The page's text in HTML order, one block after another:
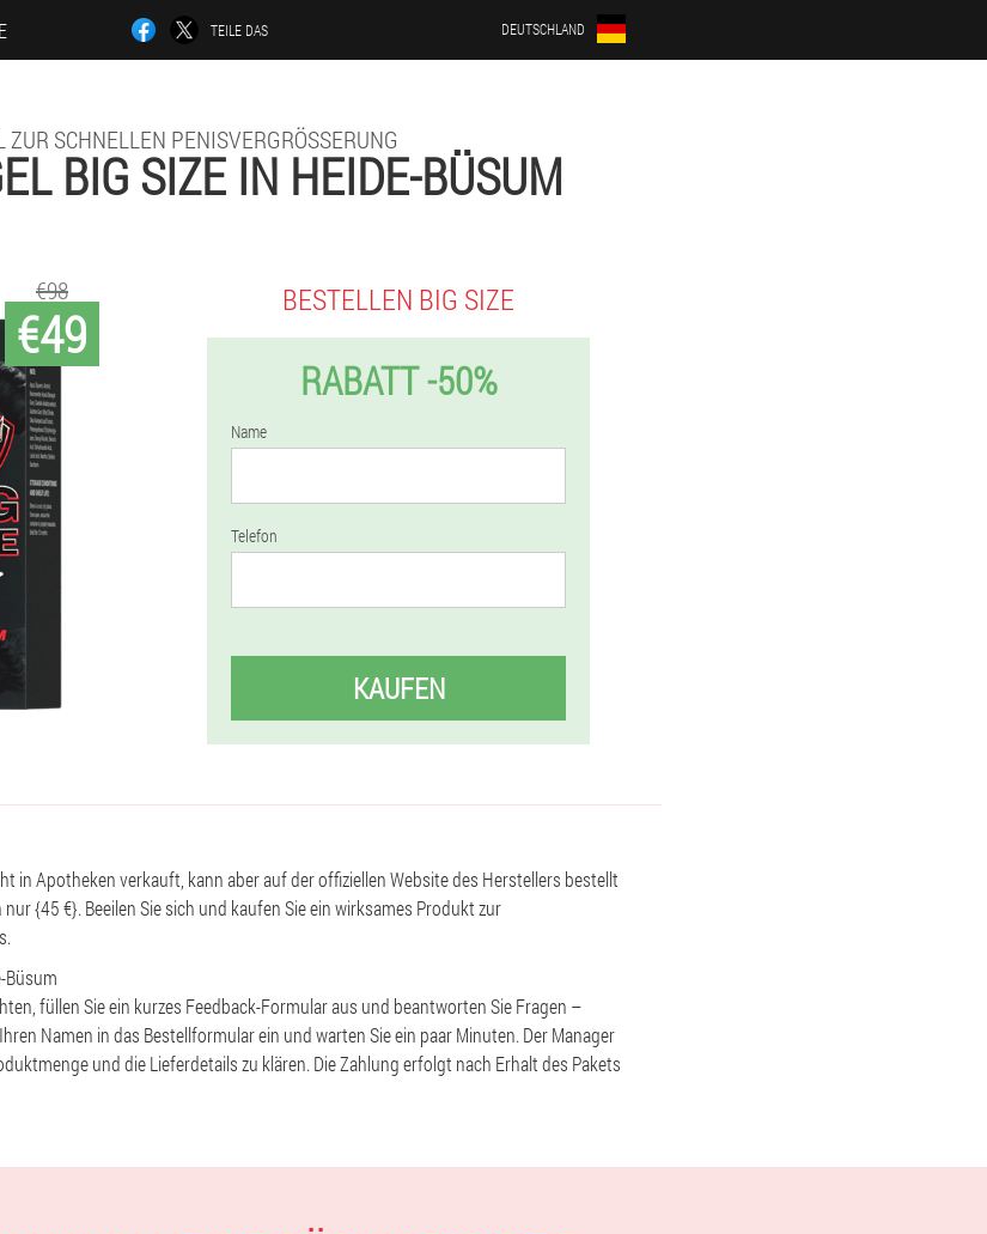
TEILE DAS DEUTSCHLAND
ZUR SCHNELLEN PENISVERGRÖSSERUNG
BIG SIZE IN HEIDE-BÜSUM
€49
€98 BESTELLEN BIG SIZE
RABATT -50%
Name
Telefon
KAUFEN
in Apotheken verkauft, kann aber auf der offiziellen Website des Herstellers bestellt
{45 €}. Beeilen Sie sich und kaufen Sie ein wirksames Produkt zur
Büsum
füllen Sie ein kurzes Feedback-Formular aus und beantworten Sie Fragen –
Namen in das Bestellformular ein und warten Sie ein paar Minuten. Der Manager
und die Lieferdetails zu klären. Die Zahlung erfolgt nach Erhalt des Pakets